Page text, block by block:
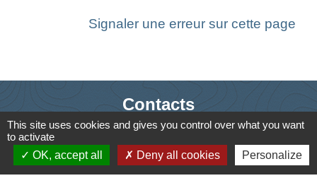
Signaler une erreur sur cette page
Contacts
Commune de Saint-Ouen-d'Aunis
61 rue Marie Louise Cardin
This site uses cookies and gives you control over what you want
to activate
OK, accept all
Deny all cookies Personalize